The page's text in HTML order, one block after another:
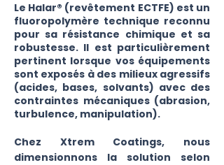
Le Halar® (revêtement ECTFE) est un
fluoropolymère technique reconnu
pour sa résistance chimique et sa
robustesse. Il est particulièrement
pertinent lorsque vos équipements
sont exposés à des milieux agressifs
(acides, bases, solvants) avec des
contraintes mécaniques (abrasion,
turbulence, manipulation).
Chez Xtrem Coatings, nous
dimensionnons la solution selon